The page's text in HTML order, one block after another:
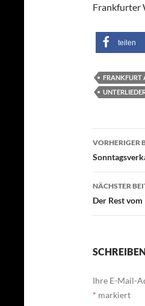
Frankfurter
teilen
FRANKFURT
VORHERIGER
NÄCHSTER
Der Rest vom
Ihre E-Mail-
* markiert